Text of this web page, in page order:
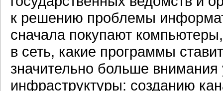
к решению проблемы
сначала покупают
в сеть, какие программы
значительно больше
инфраструктуры: созданию